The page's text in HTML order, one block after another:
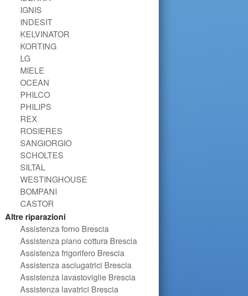
IGNIS
INDESIT
KELVINATOR
KORTING
LG
MIELE
OCEAN
PHILCO
PHILIPS
REX
ROSIERES
SANGIORGIO
SCHOLTES
SILTAL
WESTINGHOUSE
BOMPANI
CASTOR
Altre riparazioni
Assistenza forno Brescia
Assistenza piano cottura Brescia
Assistenza frigorifero Brescia
Assistenza asciugatrici Brescia
Assistenza lavastoviglie Brescia
Assistenza lavatrici Brescia